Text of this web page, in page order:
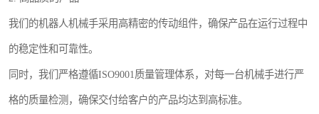
我们的机器人机械手采用高精密的传动组件，确保产品在运行过程中
的稳定性和可靠性。
同时，我们严格遵循ISO9001质量管理体系，对每一台机械手进行严
格的质量检测，确保交付给客户的产品均达到高标准。